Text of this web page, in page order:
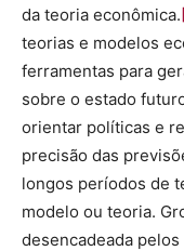
da teoria econômica.
teorias e modelos
ferramentas para
sobre o estado
orientar políticas e
precisão das
longos períodos de
modelo ou teoria.
desencadeada